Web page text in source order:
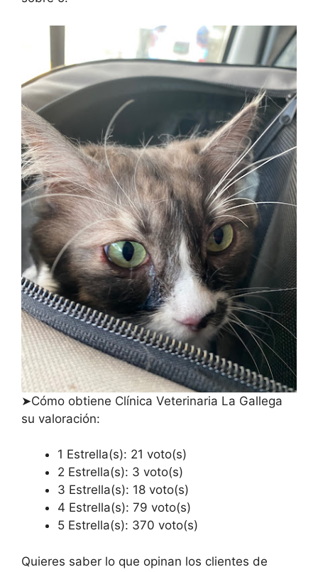
➤Cómo obtiene Clínica Veterinaria La Gallega
su valoración:
1 Estrella(s): 21 voto(s)
2 Estrella(s): 3 voto(s)
3 Estrella(s): 18 voto(s)
4 Estrella(s): 79 voto(s)
5 Estrella(s): 370 voto(s)
Quieres saber lo que opinan los clientes de